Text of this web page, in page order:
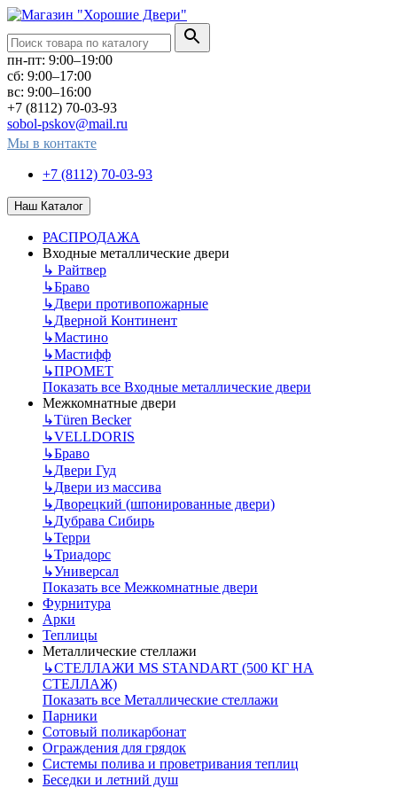
пн-пт: 9:00–19:00
сб: 9:00–17:00
вс: 9:00–16:00
+7 (8112) 70-03-93
sobol-pskov@mail.ru
Мы в контакте
+7 (8112) 70-03-93
Наш Каталог
РАСПРОДАЖА
Входные металлические двери
↳ Райтвер
↳Браво
↳Двери противопожарные
↳Дверной Континент
↳Мастино
↳Мастифф
↳ПРОМЕТ
Показать все Входные металлические двери
Межкомнатные двери
↳Türen Becker
↳VELLDORIS
↳Браво
↳Двери Гуд
↳Двери из массива
↳Дворецкий (шпонированные двери)
↳Дубрава Сибирь
↳Терри
↳Триадорс
↳Универсал
Показать все Межкомнатные двери
Фурнитура
Арки
Теплицы
Металлические стеллажи
↳СТЕЛЛАЖИ MS STANDART (500 КГ НА
СТЕЛЛАЖ)
Показать все Металлические стеллажи
Парники
Сотовый поликарбонат
Ограждения для грядок
Системы полива и проветривания теплиц
Беседки и летний душ